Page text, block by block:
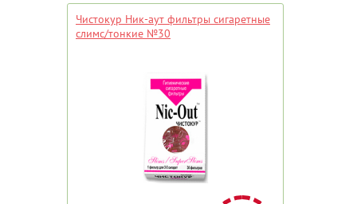
Чистокур Ник-аут фильтры сигаретные
слимс/тонкие №30